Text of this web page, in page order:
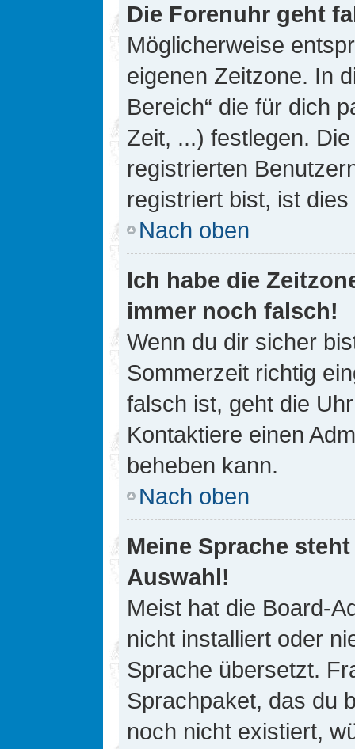
Die Forenuhr geht
Möglicherweise
eigenen Zeitzone. In
Bereich“ die für dich
Zeit, ...) festlegen.
registrierten
registriert bist, ist
Nach oben
Ich habe die
immer noch falsch!
Wenn du dir sicher
Sommerzeit richtig
falsch ist, geht die
Kontaktiere einen
beheben kann.
Nach oben
Meine Sprache
Auswahl!
Meist hat die Board-
nicht installiert oder
Sprache übersetzt.
Sprachpaket, das du
noch nicht existiert,